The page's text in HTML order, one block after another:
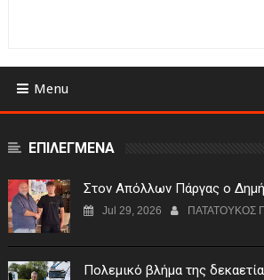
Menu
ΕΠΙΛΕΓΜΕΝΑ
Στον Απόλλων Πάργας ο
Jul 29, 2026 ΠΑΤΑΤΟΥΚΟΣ
Πολεμικό βλήμα της